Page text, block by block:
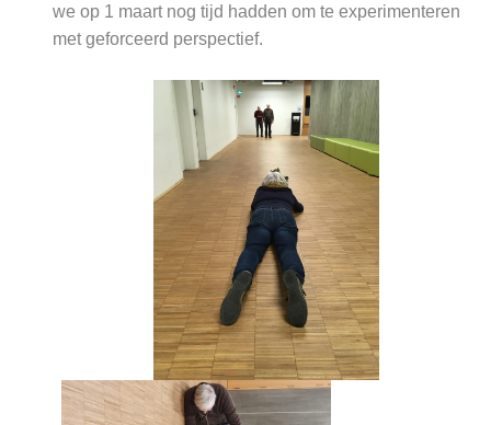
we op 1 maart nog tijd hadden om te experimenteren
met geforceerd perspectief.